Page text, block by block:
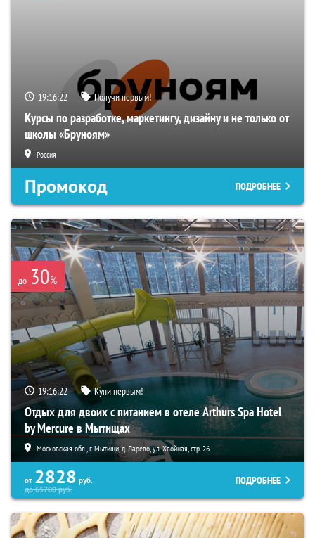
19:16:21 Получи первым!
Курсы по разработке, маркетингу, дизайну и не только от
школы «Бруноям»
Россия
Промокод ПОДРОБНЕЕ
до 30%
19:16:21 Купи первым!
Отдых для двоих с питанием в отеле Arthurs Spa Hotel
by Mercure в Мытищах
Московская обл., г. Мытищи, д. Ларево, ул. Хвойная, стр. 26
от 2828 руб.
до65700руб.
ПОДРОБНЕЕ